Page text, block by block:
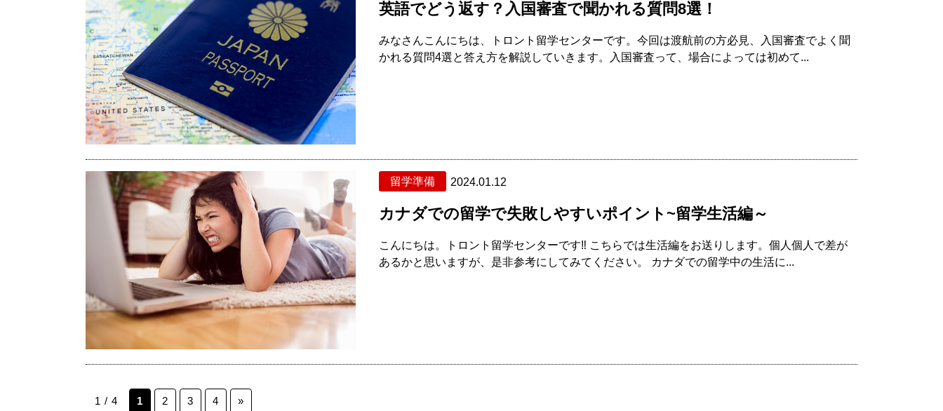
英語でどう返す？入国審査で聞かれる質問8選！
みなさんこんにちは、トロント留学センターです。今回は渡航前の方必見、入国審査でよく聞
かれる質問4選と答え方を解説していきます。入国審査って、場合によっては初めて...
留学準備 2024.01.12
カナダでの留学で失敗しやすいポイント~留学生活編～
こんにちは。トロント留学センターです‼ こちらでは生活編をお送りします。個人個人で差が
あるかと思いますが、是非参考にしてみてください。 カナダでの留学中の生活に...
1 / 4 1 2 3 4 »